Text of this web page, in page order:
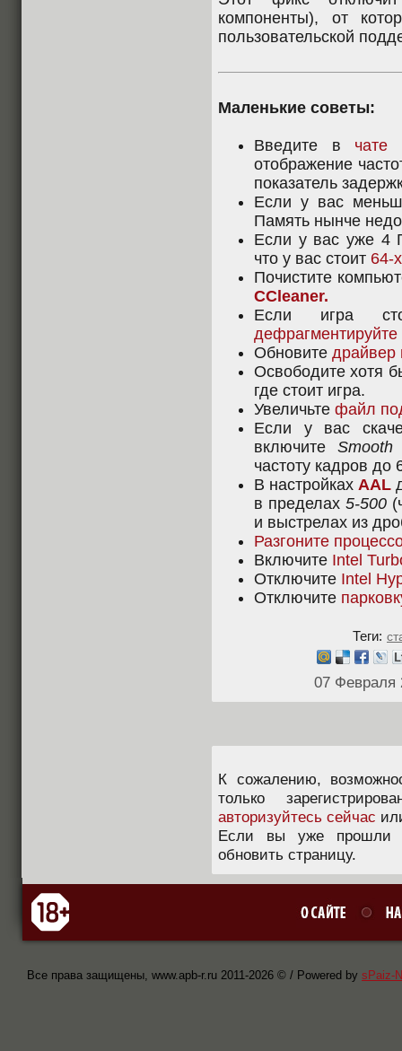
компоненты), от
пользовательской
Маленькие советы:
Введите в чате
отображение
показатель
Если у вас
Память нынче
Если у вас уже 4
что у вас стоит 64-
Почистите
CCleaner.
Если игра
дефрагментируйте
Обновите драйвер
Освободите хотя
где стоит игра.
Увеличьте файл
Если у вас
включите
частоту кадров до
В настройках AAL
в пределах 5-500
и выстрелах из
Разгоните
Включите Intel
Отключите Intel
Отключите
Теги:
07 Февраля
К сожалению,
только
авторизуйтесь сейчас
Если вы уже прошли
обновить страницу.
Все права защищены, www.apb-r.ru 2011-2026 © / Powered by sPaiz-